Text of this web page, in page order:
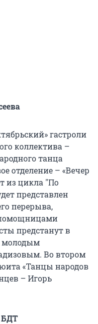
гастроли
коллектива –
танца
отделение – «Вечер
из цикла "По
представлен
перерыва,
предстанут в
молодым
Во втором
«Танцы народов
– Игорь
БДТ